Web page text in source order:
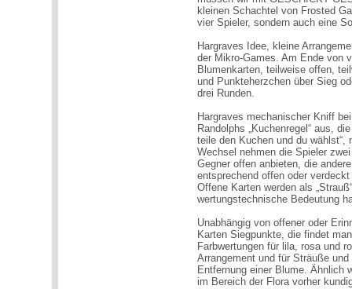
kleinen Schachtel von Frosted
vier Spieler, sondern auch eine
Hargraves Idee, kleine
der Mikro-Games. Am Ende von
Blumenkarten, teilweise offen,
und Punkteherzchen über Sieg
drei Runden.
Hargraves mechanischer Kniff
Randolphs „Kuchenregel“ aus,
teile den Kuchen und du
Wechsel nehmen die Spieler
Gegner offen anbieten, die
entsprechend offen oder
Offene Karten werden als
wertungstechnische Bedeutung
Unabhängig von offener oder
Karten Siegpunkte, die findet
Farbwertungen für lila, rosa und
Arrangement und für Sträuße
Entfernung einer Blume. Ähnlich
im Bereich der Flora vorher